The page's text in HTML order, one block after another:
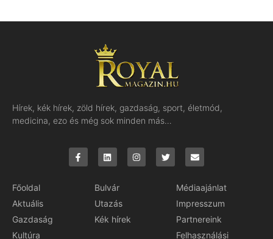
Hírek, kék hírek, zöld hírek, gazdaság, sport, életmód,
medicina, ezo és még sok minden más…
Főoldal
Aktuális
Gazdaság
Kultúra
Bulvár
Utazás
Kék hírek
Médiaajánlat
Impresszum
Partnereink
Felhasználási